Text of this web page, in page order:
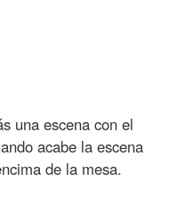
una escena con el
acabe la escena
de la mesa.